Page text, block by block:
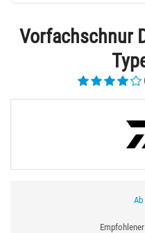
Vorfachschnur
Ab